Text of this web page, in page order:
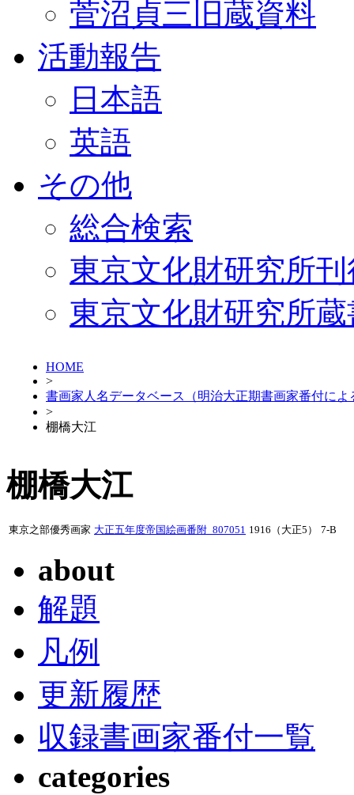
菅沼貞三旧蔵資料
活動報告
日本語
英語
その他
総合検索
東京文化財研究所
東京文化財研究所
HOME
>
書画家人名データベース（明治大正期書画家番付によ
>
棚橋大江
棚橋大江
東京之部優秀画家 大正五年度帝国絵画番附_807051 1916（大正5） 7-B
about
解題
凡例
更新履歴
収録書画家番付一覧
categories